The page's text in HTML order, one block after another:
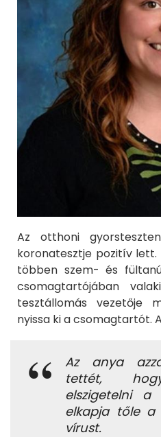
Az otthoni
koronatesztje pozitív
többen szem- és
csomagtartójában
tesztállomás vezetője
nyissa ki a csomagtartót.
Az anya
tettét,
elszigetelni a
elkapja tőle a
vírust.